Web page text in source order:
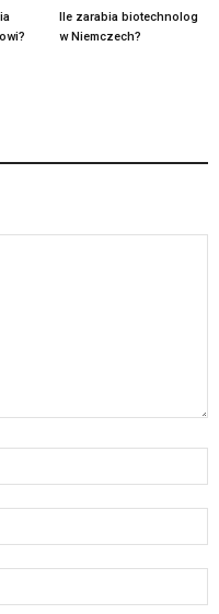
Ile zarabia biotechnolog
w Niemczech?